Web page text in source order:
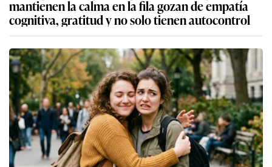
mantienen la calma en la fila gozan de empatía
cognitiva, gratitud y no solo tienen autocontrol